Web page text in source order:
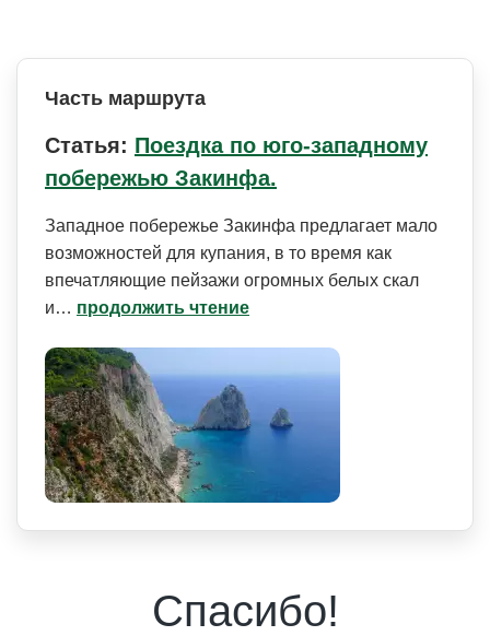
Часть маршрута
Статья: Поездка по юго-западному
побережью Закинфа.
Западное побережье Закинфа предлагает мало
возможностей для купания, в то время как
впечатляющие пейзажи огромных белых скал
и… продолжить чтение
Спасибо!